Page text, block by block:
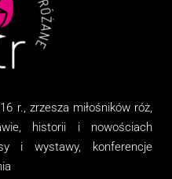
r., zrzesza miłośników róż,
historii i nowościach
i wystawy, konferencje